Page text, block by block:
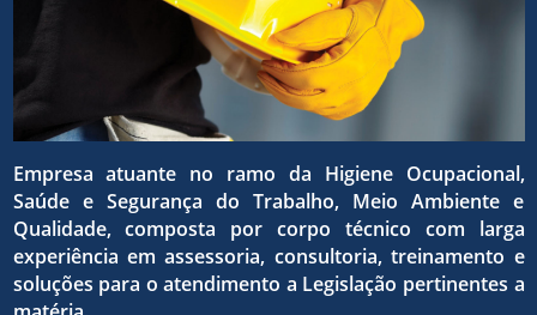
para o
higiene
da
Empresa atuante no ramo da Higiene Ocupacional,
Saúde e Segurança do Trabalho, Meio Ambiente e
Qualidade, composta por corpo técnico com larga
experiência em assessoria, consultoria, treinamento e
soluções para o atendimento a Legislação pertinentes a